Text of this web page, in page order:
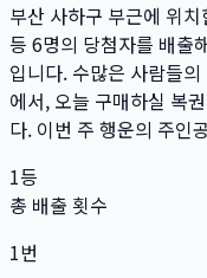
부산 사하구 부근에 위치
등 6명의 당첨자를 배출
입니다. 수많은 사람들
에서, 오늘 구매하실 복
다. 이번 주 행운의 주인
1등
총 배출 횟수
1번